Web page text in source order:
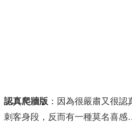
認真爬牆版 ：因為很嚴肅又很
刺客身段，反而有一種莫名喜